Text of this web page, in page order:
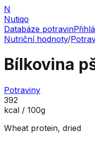
N
Nutiqo
Databáze potravin
Nutriční hodnoty/
Bílkovina
Potraviny
392
kcal / 100g
Wheat protein, dried